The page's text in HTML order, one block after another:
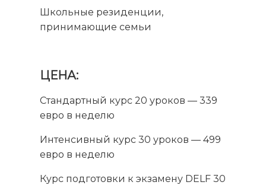
Школьные резиденции,
принимающие семьи
ЦЕНА:
Стандартный курс 20 уроков — 339
евро в неделю
Интенсивный курс 30 уроков — 499
евро в неделю
Курс подготовки к экзамену DELF 30